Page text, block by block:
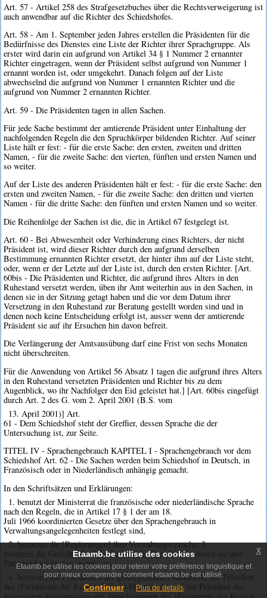
Art. 57 - Artikel 258 des Strafgesetzbuches über die Rechtsverweigerung ist
auch anwendbar auf die Richter des Schiedshofes.
Art. 58 - Am 1. September jeden Jahres erstellen die Präsidenten für die
Bedürfnisse des Dienstes eine Liste der Richter ihrer Sprachgruppe. Als
erster wird darin ein aufgrund von Artikel 34 § 1 Nummer 2 ernannter
Richter eingetragen, wenn der Präsident selbst aufgrund von Nummer 1
ernannt worden ist, oder umgekehrt. Danach folgen auf der Liste
abwechselnd die aufgrund von Nummer 1 ernannten Richter und die
aufgrund von Nummer 2 ernannten Richter.
Art. 59 - Die Präsidenten tagen in allen Sachen.
Für jede Sache bestimmt der amtierende Präsident unter Einhaltung der
nachfolgenden Regeln die den Spruchkörper bildenden Richter. Auf seiner
Liste hält er fest: - für die erste Sache: den ersten, zweiten und dritten
Namen, - für die zweite Sache: den vierten, fünften und ersten Namen und
so weiter.
Auf der Liste des anderen Präsidenten hält er fest: - für die erste Sache: den
ersten und zweiten Namen, - für die zweite Sache: den dritten und vierten
Namen - für die dritte Sache: den fünften und ersten Namen und so weiter.
Die Reihenfolge der Sachen ist die, die in Artikel 67 festgelegt ist.
Art. 60 - Bei Abwesenheit oder Verhinderung eines Richters, der nicht
Präsident ist, wird dieser Richter durch den aufgrund derselben
Bestimmung ernannten Richter ersetzt, der hinter ihm auf der Liste steht,
oder, wenn er der Letzte auf der Liste ist, durch den ersten Richter. [Art.
60bis - Die Präsidenten und Richter, die aufgrund ihres Alters in den
Ruhestand versetzt werden, üben ihr Amt weiterhin aus in den Sachen, in
denen sie in der Sitzung getagt haben und die vor dem Datum ihrer
Versetzung in den Ruhestand zur Beratung gestellt worden sind und in
denen noch keine Entscheidung erfolgt ist, ausser wenn der amtierende
Präsident sie auf ihr Ersuchen hin davon befreit.
Die Verlängerung der Amtsausübung darf eine Frist von sechs Monaten
nicht überschreiten.
Für die Anwendung von Artikel 56 Absatz 1 tagen die aufgrund ihres Alters
in den Ruhestand versetzten Präsidenten und Richter bis zu dem
Augenblick, wo ihr Nachfolger den Eid geleistet hat.] [Art. 60bis eingefügt
durch Art. 2 des G. vom 2. April 2001 (B.S. vom
13. April 2001)] Art.
61 - Dem Schiedshof steht der Greffier, dessen Sprache die der
Untersuchung ist, zur Seite.
TITEL IV - Sprachengebrauch KAPITEL I - Sprachengebrauch vor dem
Schiedshof Art. 62 - Die Sachen werden beim Schiedshof in Deutsch, in
Französisch oder in Niederländisch anhängig gemacht.
In den Schriftsätzen und Erklärungen:
1. benutzt der Ministerrat die französische oder niederländische Sprache
nach den Regeln, die in Artikel 17 § 1 der am 18.
Juli 1966 koordinierten Gesetze über den Sprachengebrauch in
Verwaltungsangelegenheiten festlegt sind,
2. benutzen die [Regierungen] ihre Verwaltungssprache, 3.
benutzen die Gerichte die Sprache oder die Sprachen, in denen sie ihre
Entscheidung verfassen müssen,
4. benutzen die Präsidenten der gesetzgebenden Kammern, der Präsident
des [Parlaments der Region Brüssel-Hauptstadt] und der Präsident der
Etaamb.be utilise des cookies
Etaamb.be utilise les cookies pour retenir votre préférence linguistique et
pour mieux comprendre comment etaamb.be est utilisé.
Continuer Plus de details
x